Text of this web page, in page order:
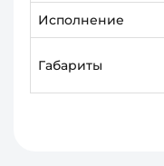
Исполнение
Габариты